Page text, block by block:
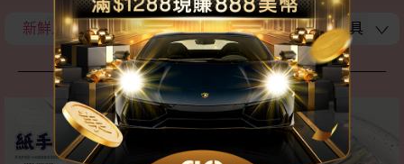
新鮮人求職神物報! 帶在身上 有保庇 必備小文具 面
上班療癒小物陪伴